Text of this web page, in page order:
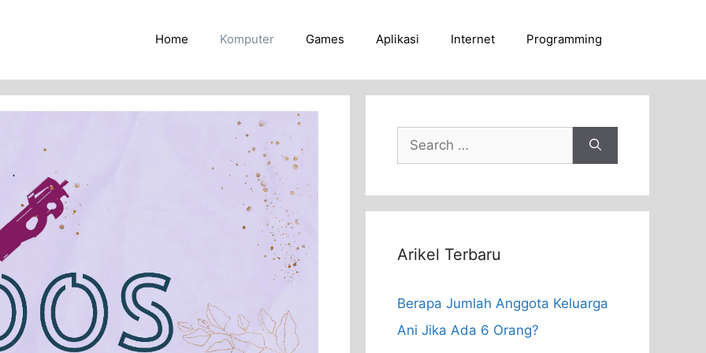
Home Komputer Games Aplikasi Internet Programming
Search
for:
Arikel Terbaru
Berapa Jumlah Anggota Keluarga
Ani Jika Ada 6 Orang?